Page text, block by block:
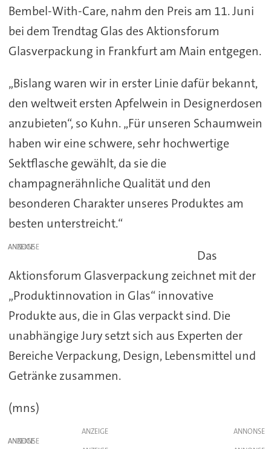
Bembel-With-Care, nahm den Preis am 11. Juni
bei dem Trendtag Glas des Aktionsforum
Glasverpackung in Frankfurt am Main entgegen.
„Bislang waren wir in erster Linie dafür bekannt,
den weltweit ersten Apfelwein in Designerdosen
anzubieten“, so Kuhn. „Für unseren Schaumwein
haben wir eine schwere, sehr hochwertige
Sektflasche gewählt, da sie die
champagnerähnliche Qualität und den
besonderen Charakter unseres Produktes am
besten unterstreicht.“
ANZEIGE
Das
Aktionsforum Glasverpackung zeichnet mit der
„Produktinnovation in Glas“ innovative
Produkte aus, die in Glas verpackt sind. Die
unabhängige Jury setzt sich aus Experten der
Bereiche Verpackung, Design, Lebensmittel und
Getränke zusammen.
(mns)
ANZEIGE
ANZEIGE